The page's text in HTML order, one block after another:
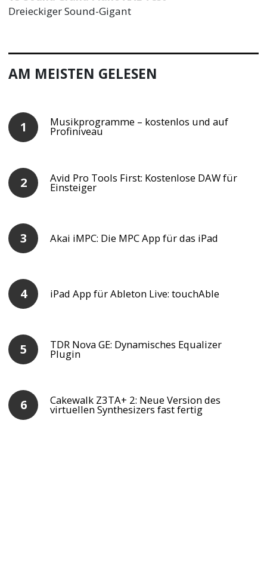
Dreieckiger Sound-Gigant
AM MEISTEN GELESEN
Musikprogramme – kostenlos und auf
Profiniveau
Avid Pro Tools First: Kostenlose DAW für
Einsteiger
Akai iMPC: Die MPC App für das iPad
iPad App für Ableton Live: touchAble
TDR Nova GE: Dynamisches Equalizer
Plugin
Cakewalk Z3TA+ 2: Neue Version des
virtuellen Synthesizers fast fertig